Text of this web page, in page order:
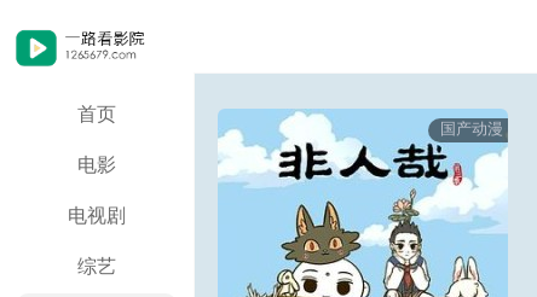
首页
电影
电视剧
综艺
国产动漫